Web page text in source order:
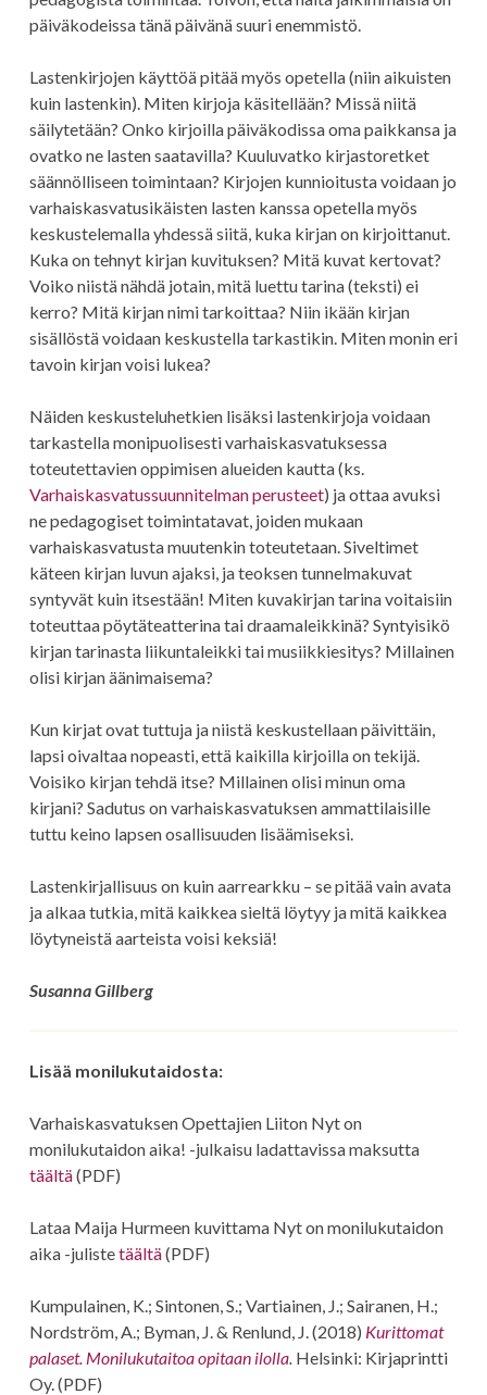
päiväkodeissa tänä päivänä suuri enemmistö.
Lastenkirjojen käyttöä pitää myös opetella (niin aikuisten
kuin lastenkin). Miten kirjoja käsitellään? Missä niitä
säilytetään? Onko kirjoilla päiväkodissa oma paikkansa ja
ovatko ne lasten saatavilla? Kuuluvatko kirjastoretket
säännölliseen toimintaan? Kirjojen kunnioitusta voidaan jo
varhaiskasvatusikäisten lasten kanssa opetella myös
keskustelemalla yhdessä siitä, kuka kirjan on kirjoittanut.
Kuka on tehnyt kirjan kuvituksen? Mitä kuvat kertovat?
Voiko niistä nähdä jotain, mitä luettu tarina (teksti) ei
kerro? Mitä kirjan nimi tarkoittaa? Niin ikään kirjan
sisällöstä voidaan keskustella tarkastikin. Miten monin eri
tavoin kirjan voisi lukea?
Näiden keskusteluhetkien lisäksi lastenkirjoja voidaan
tarkastella monipuolisesti varhaiskasvatuksessa
toteutettavien oppimisen alueiden kautta (ks.
Varhaiskasvatussuunnitelman perusteet) ja ottaa avuksi
ne pedagogiset toimintatavat, joiden mukaan
varhaiskasvatusta muutenkin toteutetaan. Siveltimet
käteen kirjan luvun ajaksi, ja teoksen tunnelmakuvat
syntyvät kuin itsestään! Miten kuvakirjan tarina voitaisiin
toteuttaa pöytäteatterina tai draamaleikkinä? Syntyisikö
kirjan tarinasta liikuntaleikki tai musiikkiesitys? Millainen
olisi kirjan äänimaisema?
Kun kirjat ovat tuttuja ja niistä keskustellaan päivittäin,
lapsi oivaltaa nopeasti, että kaikilla kirjoilla on tekijä.
Voisiko kirjan tehdä itse? Millainen olisi minun oma
kirjani? Sadutus on varhaiskasvatuksen ammattilaisille
tuttu keino lapsen osallisuuden lisäämiseksi.
Lastenkirjallisuus on kuin aarrearkku – se pitää vain avata
ja alkaa tutkia, mitä kaikkea sieltä löytyy ja mitä kaikkea
löytyneistä aarteista voisi keksiä!
Susanna Gillberg
Lisää monilukutaidosta:
Varhaiskasvatuksen Opettajien Liiton Nyt on
monilukutaidon aika! -julkaisu ladattavissa maksutta
täältä(PDF)
Lataa Maija Hurmeen kuvittama Nyt on monilukutaidon
aika -julistetäältä(PDF)
Kumpulainen, K.; Sintonen, S.; Vartiainen, J.; Sairanen, H.;
Nordström, A.; Byman, J. & Renlund, J. (2018) Kurittomat
palaset. Monilukutaitoa opitaan ilolla. Helsinki: Kirjaprintti
Oy. (PDF)